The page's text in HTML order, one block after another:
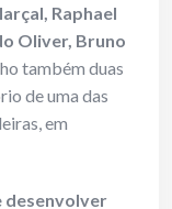
Raphael
Oliver, Bruno
também duas
de uma das
em
desenvolver